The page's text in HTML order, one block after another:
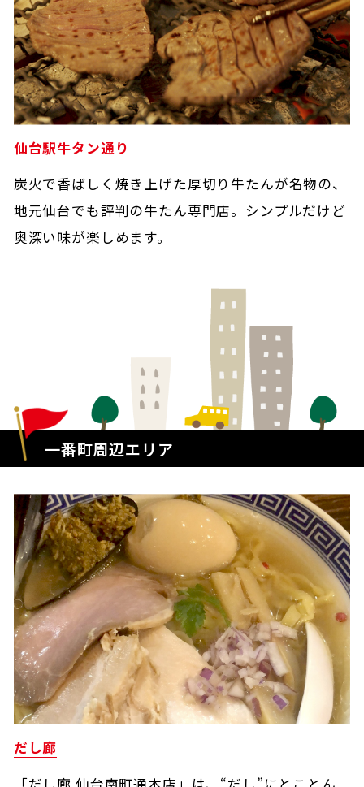
仙台駅牛タン通り
炭火で香ばしく焼き上げた厚切り牛たんが名物の、
地元仙台でも評判の牛たん専門店。シンプルだけど
奥深い味が楽しめます。
一番町周辺エリア
だし廊